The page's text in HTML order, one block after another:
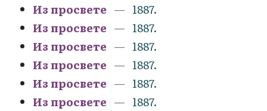
Из просвете
1887.
Из просвете
1887.
Из просвете
1887.
Из просвете
1887.
Из просвете
1887.
Из просвете
1887.